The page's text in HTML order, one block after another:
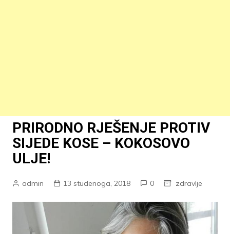
PRIRODNO RJEŠENJE PROTIV
SIJEDE KOSE – KOKOSOVO
ULJE!
admin 13 studenoga, 2018 0 zdravlje